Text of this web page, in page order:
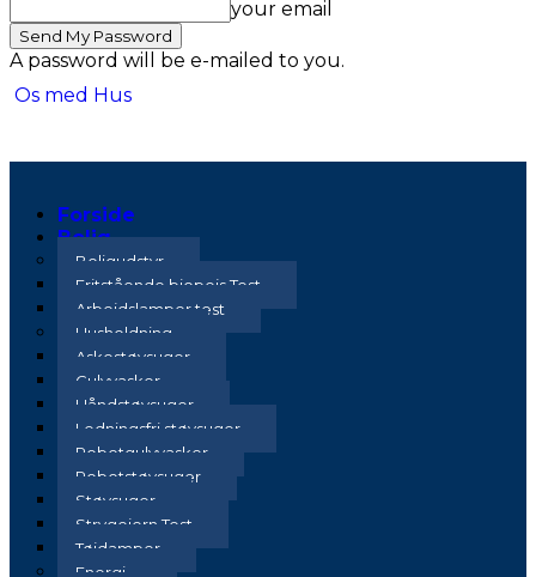
your email
A password will be e-mailed to you.
Os med Hus
Forside
Bolig
Boligudstyr
Fritstående biopejs Test
Arbejdslamper test
Husholdning
Askestøvsuger
Gulvvasker
Håndstøvsuger
Ledningsfri støvsuger
Robotgulvvasker
Robotstøvsuger
Støvsuger
Strygejern Test
Tøjdamper
Energi